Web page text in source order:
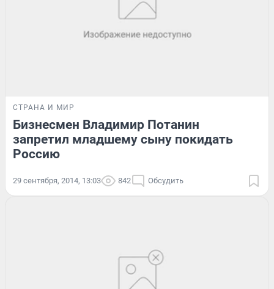
СТРАНА И МИР
Бизнесмен Владимир Потанин
запретил младшему сыну покидать
Россию
29 сентября, 2014, 13:03 842 Обсудить